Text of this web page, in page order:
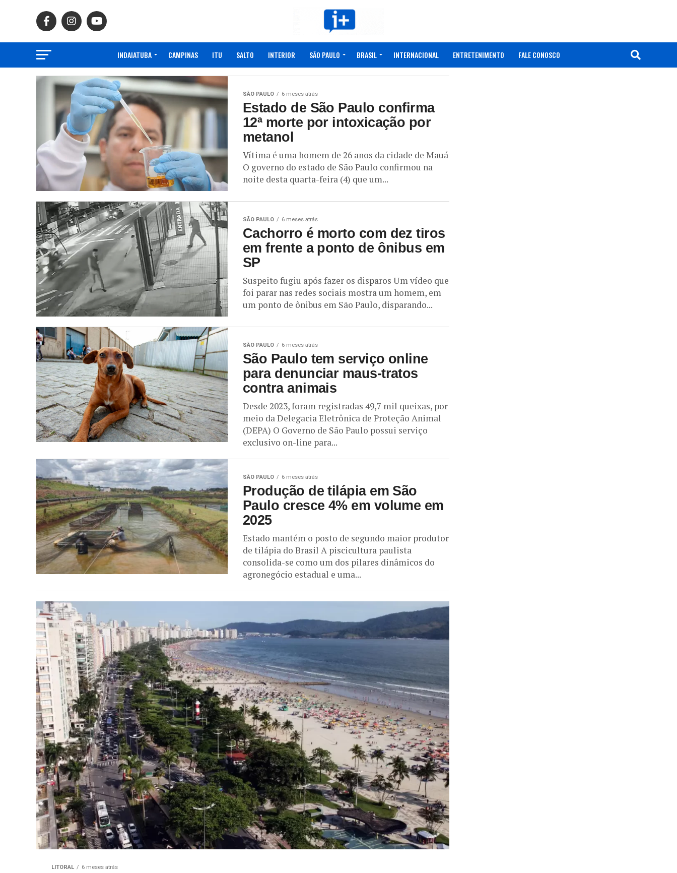
INDAIATUBA CAMPINAS ITU SALTO INTERIOR SÃO PAULO BRASIL INTERNACIONAL ENTRETENIMENTO FALE CONOSCO
SÃO PAULO 6 meses atrás
Estado de São Paulo confirma
12ª morte por intoxicação por
metanol
Vítima é uma homem de 26 anos da cidade de Mauá
O governo do estado de São Paulo confirmou na
noite desta quarta-feira (4) que um...
SÃO PAULO 6 meses atrás
Cachorro é morto com dez tiros
em frente a ponto de ônibus em
SP
Suspeito fugiu após fazer os disparos Um vídeo que
foi parar nas redes sociais mostra um homem, em
um ponto de ônibus em São Paulo, disparando...
SÃO PAULO 6 meses atrás
São Paulo tem serviço online
para denunciar maus-tratos
contra animais
Desde 2023, foram registradas 49,7 mil queixas, por
meio da Delegacia Eletrônica de Proteção Animal
(DEPA) O Governo de São Paulo possui serviço
exclusivo on-line para...
SÃO PAULO 6 meses atrás
Produção de tilápia em São
Paulo cresce 4% em volume em
2025
Estado mantém o posto de segundo maior produtor
de tilápia do Brasil A piscicultura paulista
consolida-se como um dos pilares dinâmicos do
agronegócio estadual e uma...
LITORAL 6 meses atrás